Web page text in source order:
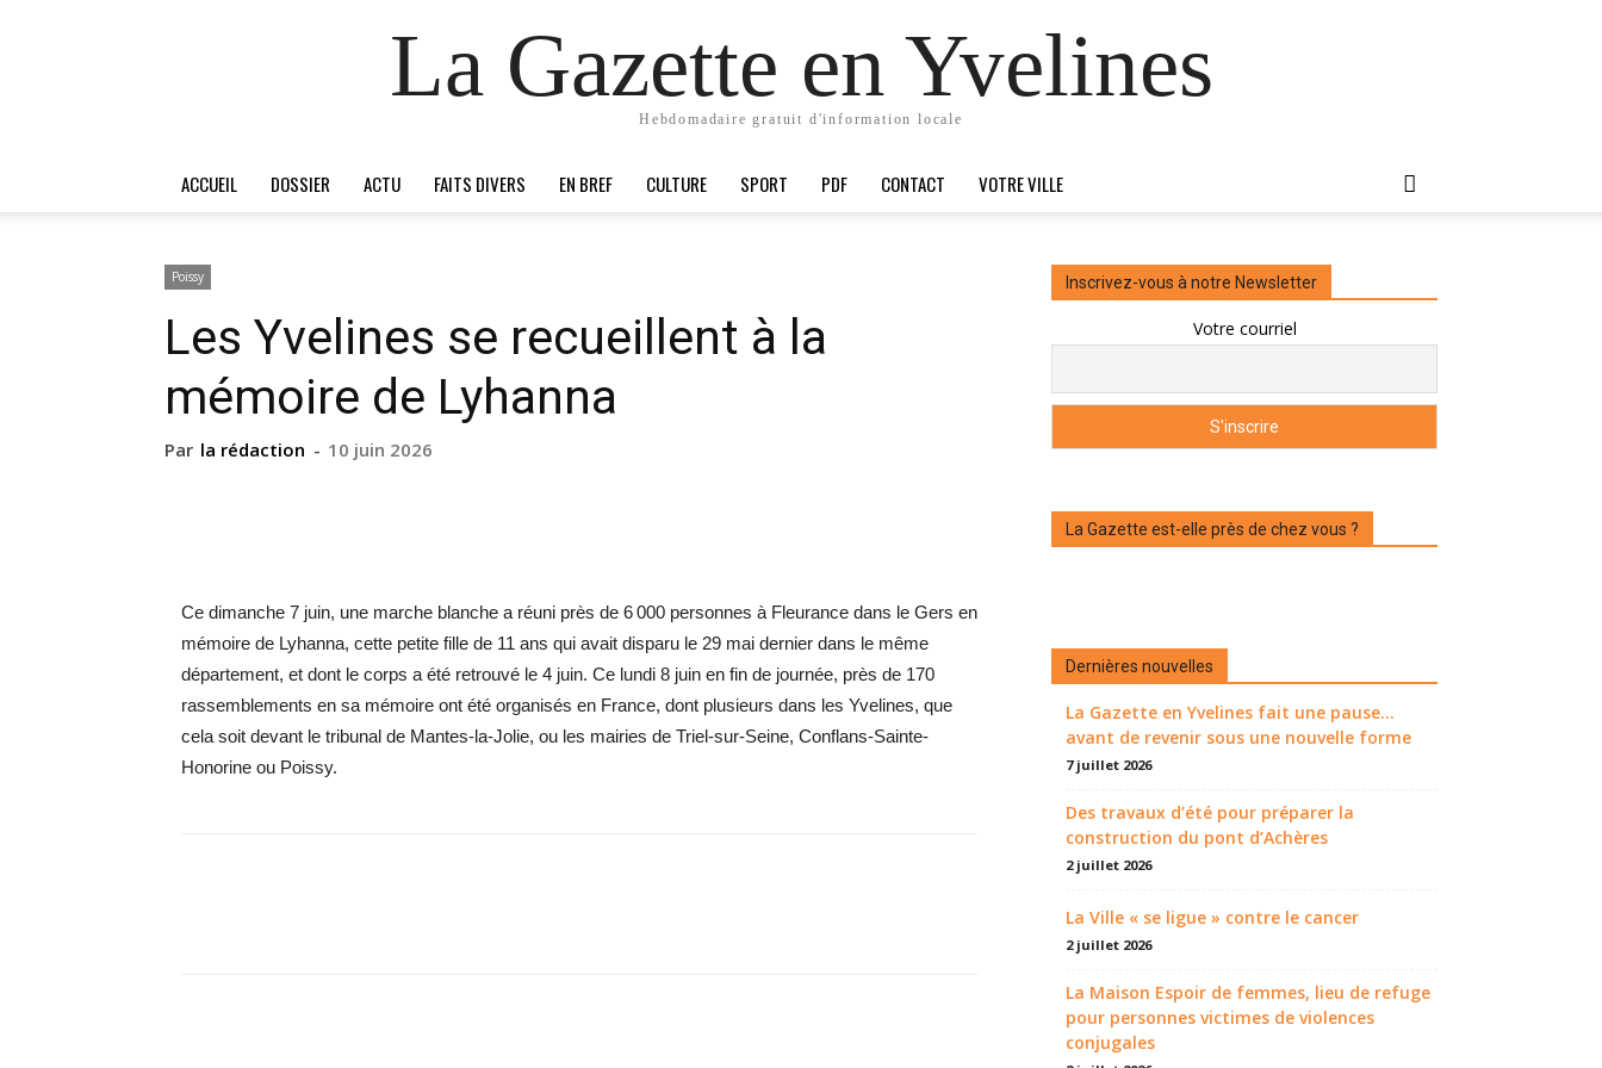
La Gazette en Yvelines
Hebdomadaire gratuit d'information locale
ACCUEIL DOSSIER ACTU FAITS DIVERS EN BREF CULTURE SPORT PDF CONTACT VOTRE VILLE
Poissy
Les Yvelines se recueillent à la
mémoire de Lyhanna
Par la rédaction - 10 juin 2026
Ce dimanche 7 juin, une marche blanche a réuni près de 6 000 personnes à Fleurance dans le Gers en
mémoire de Lyhanna, cette petite fille de 11 ans qui avait disparu le 29 mai dernier dans le même
département, et dont le corps a été retrouvé le 4 juin. Ce lundi 8 juin en fin de journée, près de 170
rassemblements en sa mémoire ont été organisés en France, dont plusieurs dans les Yvelines, que
cela soit devant le tribunal de Mantes-la-Jolie, ou les mairies de Triel-sur-Seine, Conflans-Sainte-
Honorine ou Poissy.
Inscrivez-vous à notre Newsletter
Votre courriel
La Gazette est-elle près de chez vous ?
Dernières nouvelles
La Gazette en Yvelines fait une pause...
avant de revenir sous une nouvelle forme
7 juillet 2026
Des travaux d’été pour préparer la
construction du pont d’Achères
2 juillet 2026
La Ville « se ligue » contre le cancer
2 juillet 2026
La Maison Espoir de femmes, lieu de refuge
pour personnes victimes de violences
conjugales